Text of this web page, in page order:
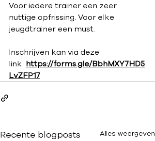
Voor iedere trainer een zeer
nuttige opfrissing. Voor elke
jeugdtrainer een must.
Inschrijven kan via deze
link: https://forms.gle/BbhMXY7HD5
LvZFP17
Recente blogposts Alles weergeven